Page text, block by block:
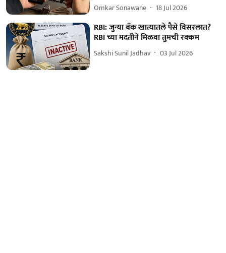
Omkar Sonawane 18 Jul 2026
RBI: जुन्या बँक खात्यातले पैसे विसरलात?
RBI च्या मदतीने मिळवा तुमची रक्कम
Sakshi Sunil Jadhav 03 Jul 2026